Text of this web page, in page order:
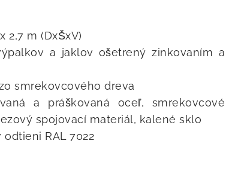
2,7 m (DxŠxV)
a jaklov ošetrený zinkovaním a
smrekovcového dreva
a práškovaná oceľ, smrekovcové
spojovací materiál, kalené sklo
RAL 7022